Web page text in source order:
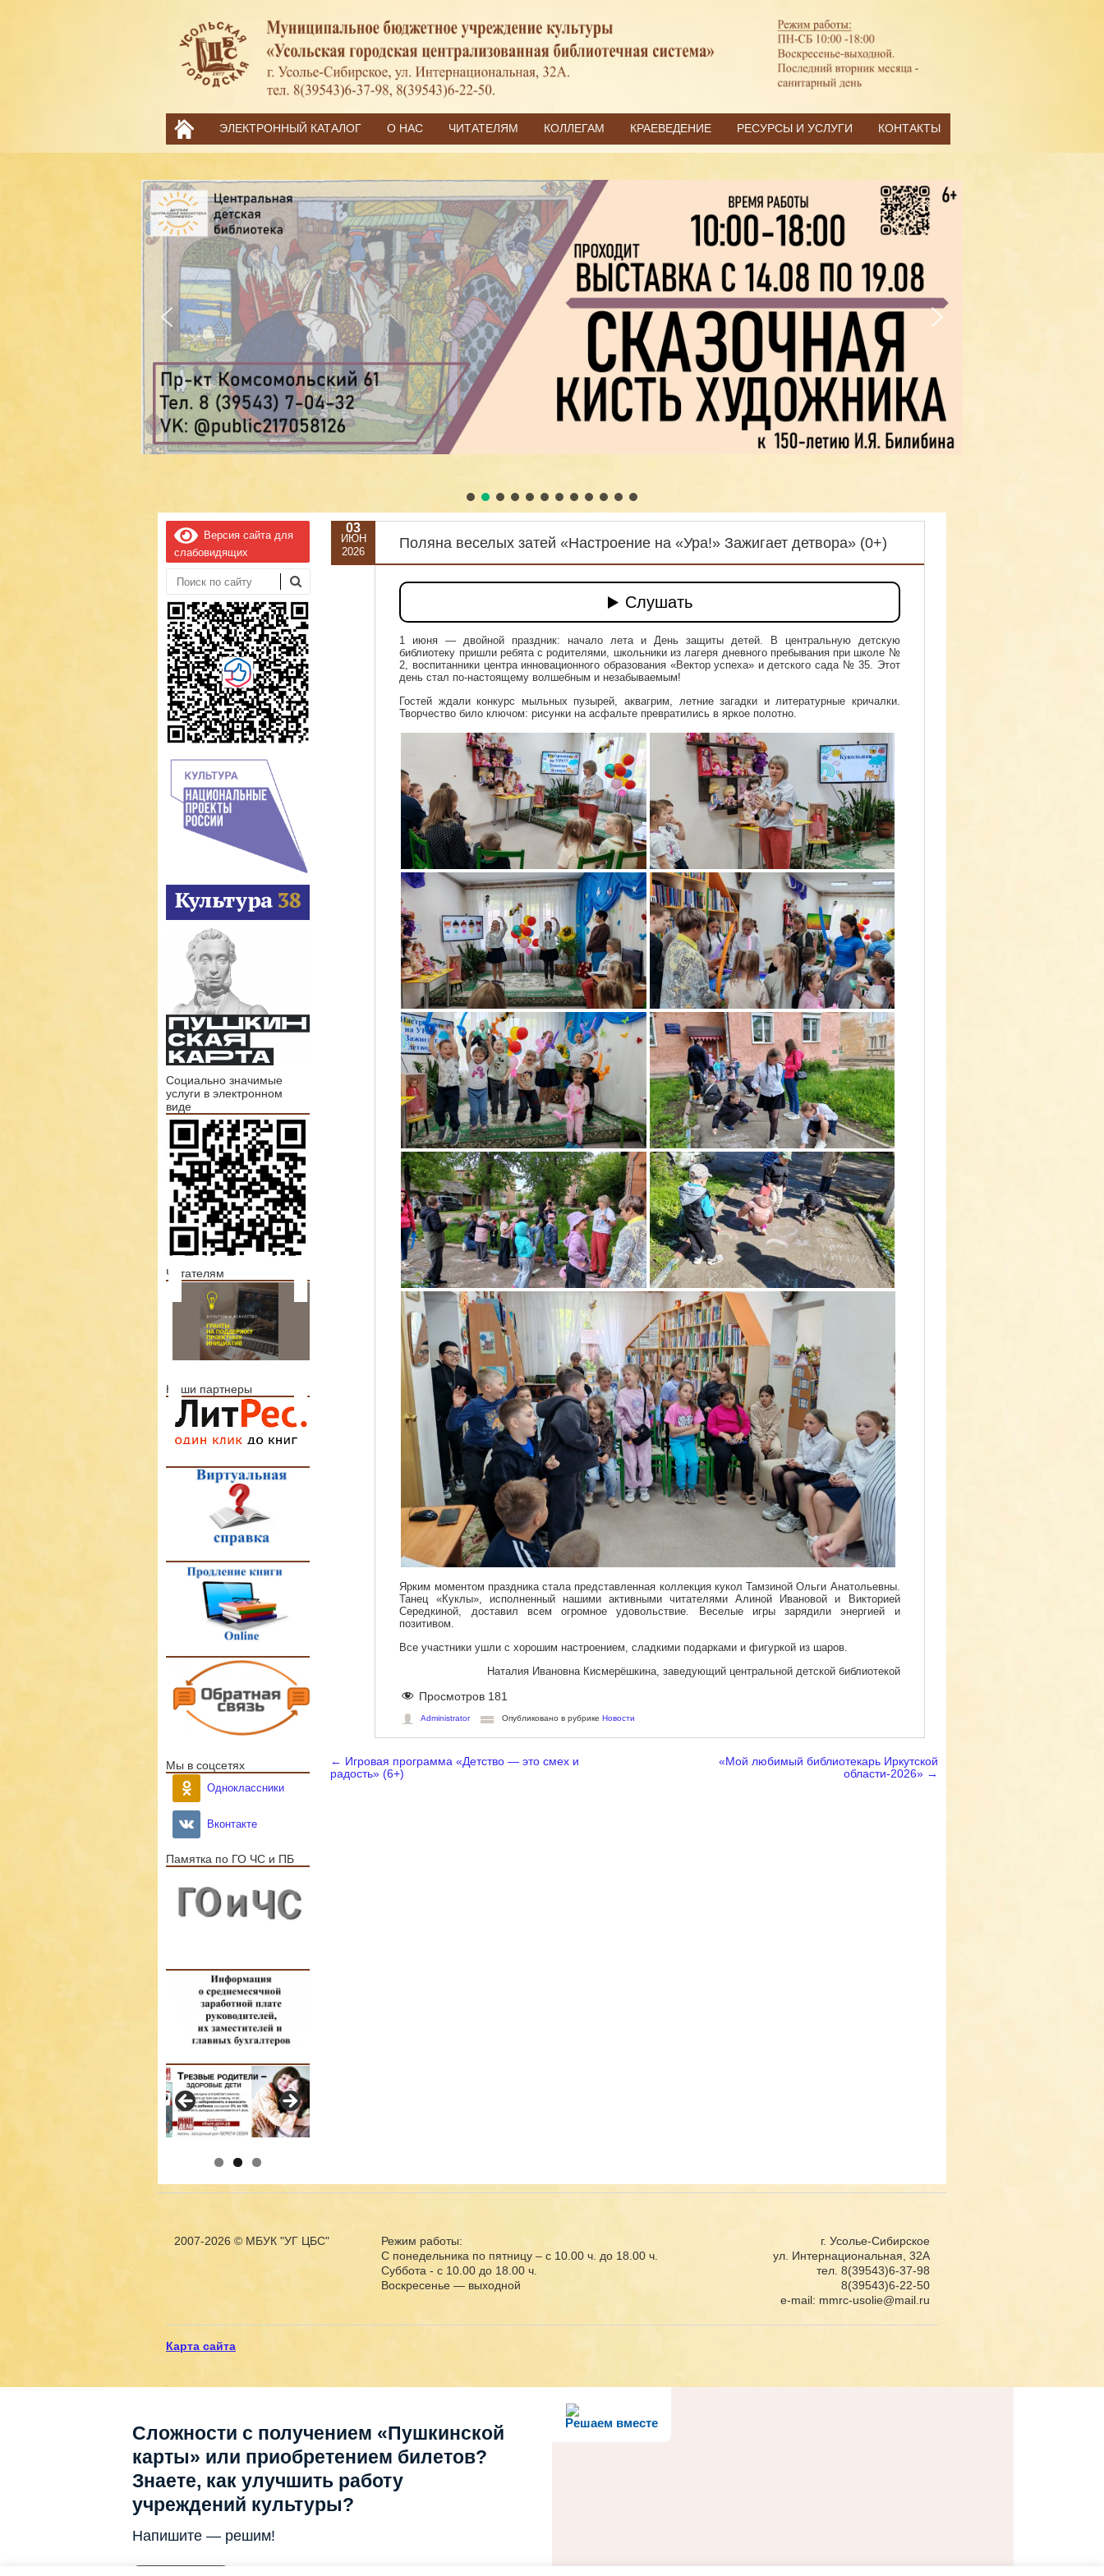
ЭЛЕКТРОННЫЙ КАТАЛОГ О НАС ЧИТАТЕЛЯМ КОЛЛЕГАМ КРАЕВЕДЕНИЕ РЕСУРСЫ И УСЛУГИ КОНТАКТЫ
03
ИЮН
2026
Поляна веселых затей «Настроение на «Ура!» Зажигает детвора» (0+)
1 июня — двойной праздник: начало лета и День защиты детей. В центральную детскую
библиотеку пришли ребята с родителями, школьники из лагеря дневного пребывания при школе №
2, воспитанники центра инновационного образования «Вектор успеха» и детского сада № 35. Этот
день стал по‑настоящему волшебным и незабываемым!
Гостей ждали конкурс мыльных пузырей, аквагрим, летние загадки и литературные кричалки.
Творчество било ключом: рисунки на асфальте превратились в яркое полотно.
Ярким моментом праздника стала представленная коллекция кукол Тамзиной Ольги Анатольевны.
Танец «Куклы», исполненный нашими активными читателями Алиной Ивановой и Викторией
Середкиной, доставил всем огромное удовольствие. Веселые игры зарядили энергией и
позитивом.
Все участники ушли с хорошим настроением, сладкими подарками и фигуркой из шаров.
Наталия Ивановна Кисмерёшкина, заведующий центральной детской библиотекой
Просмотров 181
Administrator Опубликовано в рубрикеНовости
Навигация по записям
← Игровая программа «Детство — это смех и
радость» (6+)
«Мой любимый библиотекарь Иркутской
области-2026» →
Версия сайта для
слабовидящих
Поиск
Социально значимые
услуги в электронном
виде
Читателям
Наши партнеры
Мы в соцсетях
Одноклассники
Вконтакте
Памятка по ГО ЧС и ПБ
2007-2026 © МБУК "УГ ЦБС"
Режим работы:
С понедельника по пятницу – с 10.00 ч. до 18.00 ч.
Суббота - с 10.00 до 18.00 ч.
Воскресенье — выходной
г. Усолье-Сибирское
ул. Интернациональная, 32А
тел. 8(39543)6-37-98
8(39543)6-22-50
e-mail: mmrc-usolie@mail.ru
Карта сайта
Решаем вместе
Сложности с получением «Пушкинской
карты» или приобретением билетов?
Знаете, как улучшить работу
учреждений культуры?
Напишите — решим!